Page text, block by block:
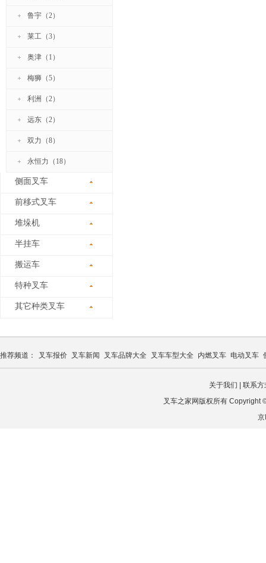
鲁宇（2）
莱工（3）
奥津（1）
梅狮（5）
利洲（2）
远东（2）
双力（8）
永恒力（18）
侧面叉车
前移式叉车
堆垛机
半挂车
搬运车
特种叉车
其它种类叉车
推荐频道： 叉车报价 叉车新闻 叉车品牌大全 叉车车型大全 内燃叉车 电动叉车
关于我们
联系方
叉车之家网版权所有 Copyright